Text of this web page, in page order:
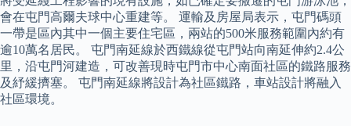
會在屯門高爾夫球中心重建等。 運輸及房屋局表示，屯門碼頭
一帶是區內其中一個主要住宅區，兩站的500米服務範圍內約有
逾10萬名居民。 屯門南延線於西鐵線從屯門站向南延伸約2.4公
里，沿屯門河建造，可改善現時屯門市中心南面社區的鐵路服務
及紓緩擠塞。 屯門南延線將設計為社區鐵路，車站設計將融入
社區環境。